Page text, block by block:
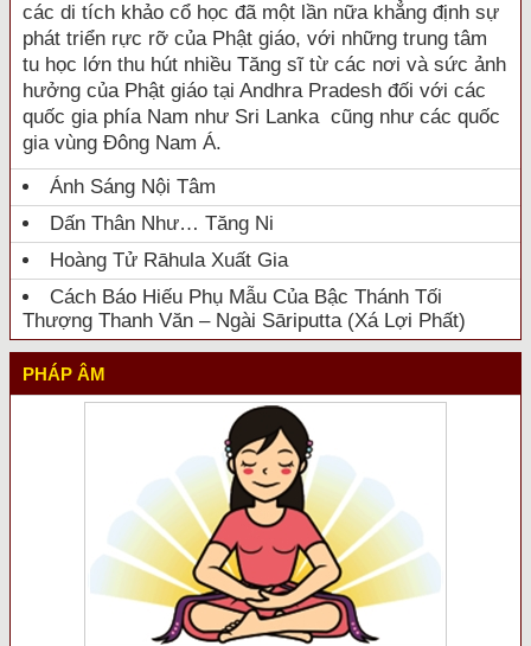
các di tích khảo cổ học đã một lần nữa khẳng định sự
phát triển rực rỡ của Phật giáo, với những trung tâm
tu học lớn thu hút nhiều Tăng sĩ từ các nơi và sức ảnh
hưởng của Phật giáo tại Andhra Pradesh đối với các
quốc gia phía Nam như Sri Lanka cũng như các quốc
gia vùng Đông Nam Á.
Ánh Sáng Nội Tâm
Dấn Thân Như… Tăng Ni
Hoàng Tử Rāhula Xuất Gia
Cách Báo Hiếu Phụ Mẫu Của Bậc Thánh Tối
Thượng Thanh Văn – Ngài Sāriputta (Xá Lợi Phất)
PHÁP ÂM